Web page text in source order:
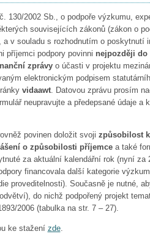
130/2002 Sb., o podpoře výzkumu,
souvisejících zákonů (zákon o
v souladu s rozhodnutím o poskytnutí
příjemci podpory povinni nejpozději do
zprávyo účasti v projektu
elektronickým podpisem
vidaawt. Datovou zprávu prosím
neupravujte a předepsané údaje
povinen doložit svoji způsobilost
o způsobilosti příjemcea také
za aktuální kalendářní rok (nyní za
financovala další kategorie
proveditelnosti). Současně je nutné,
do nichž podpořený projekt
2006 (tabulka na str. 7 – 27).
ke stažení zde.